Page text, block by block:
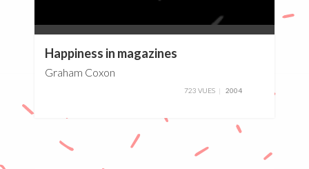
Happiness in magazines
Graham Coxon
723 VUES 2004